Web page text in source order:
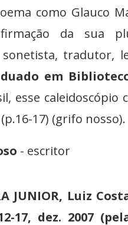
como Glauco
da sua
sonetista, tradutor,
em
esse
17) (grifo nosso).
- escritor
JUNIOR, Luiz
17, dez. 2007